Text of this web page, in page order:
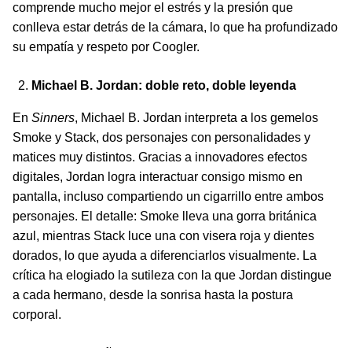
comprende mucho mejor el estrés y la presión que
conlleva estar detrás de la cámara, lo que ha profundizado
su empatía y respeto por Coogler.
Michael B. Jordan: doble reto, doble leyenda
En Sinners, Michael B. Jordan interpreta a los gemelos
Smoke y Stack, dos personajes con personalidades y
matices muy distintos. Gracias a innovadores efectos
digitales, Jordan logra interactuar consigo mismo en
pantalla, incluso compartiendo un cigarrillo entre ambos
personajes. El detalle: Smoke lleva una gorra británica
azul, mientras Stack luce una con visera roja y dientes
dorados, lo que ayuda a diferenciarlos visualmente. La
crítica ha elogiado la sutileza con la que Jordan distingue
a cada hermano, desde la sonrisa hasta la postura
corporal.